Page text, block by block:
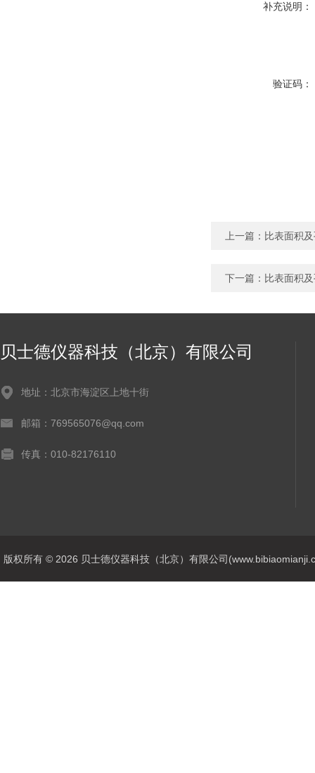
补充说明：
验证码：
上一篇： 比表面积
下一篇： 比表面积
贝士德仪器科技（北京）有限公司
地址：北京市海淀区上地十街
邮箱：769565076@qq.com
传真：010-82176110
版权所有 © 2026 贝士德仪器科技（北京）有限公司